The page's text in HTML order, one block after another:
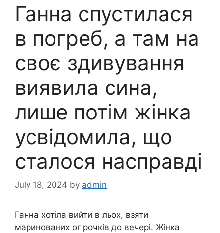
Ганна спустилася
в погреб, а там на
своє здивування
виявила сина,
лише потім жінка
усвідомила, що
сталося насправді
July 18, 2024 by admin
Ганна хотіла вийти в льох, взяти
маринованих огірочків до вечері. Жінка